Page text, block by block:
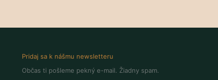
Pridaj sa k nášmu newsletteru
Občas ti pošleme pekný e-mail. Žiadny spam.